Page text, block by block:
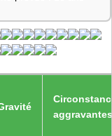
aggravantes